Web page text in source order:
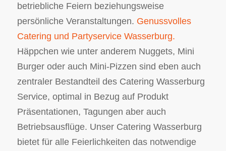
betriebliche Feiern beziehungsweise
persönliche Veranstaltungen. Genussvolles
Catering und Partyservice Wasserburg.
Häppchen wie unter anderem Nuggets, Mini
Burger oder auch Mini-Pizzen sind eben auch
zentraler Bestandteil des Catering Wasserburg
Service, optimal in Bezug auf Produkt
Präsentationen, Tagungen aber auch
Betriebsausflüge. Unser Catering Wasserburg
bietet für alle Feierlichkeiten das notwendige